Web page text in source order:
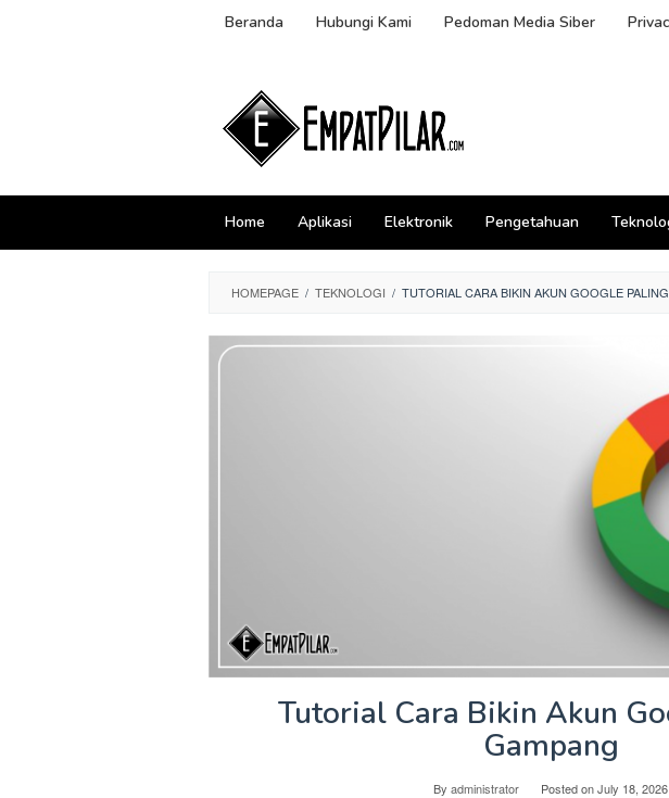
Beranda Hubungi Kami Pedoman Media Siber
Home Aplikasi Elektronik Pengetahuan
HOMEPAGE / TEKNOLOGI / TUTORIAL CARA BIKIN AKUN GOOGLE
Tutorial Cara Bikin Akun
Gampang
By administrator Posted onJuly 18, 2026